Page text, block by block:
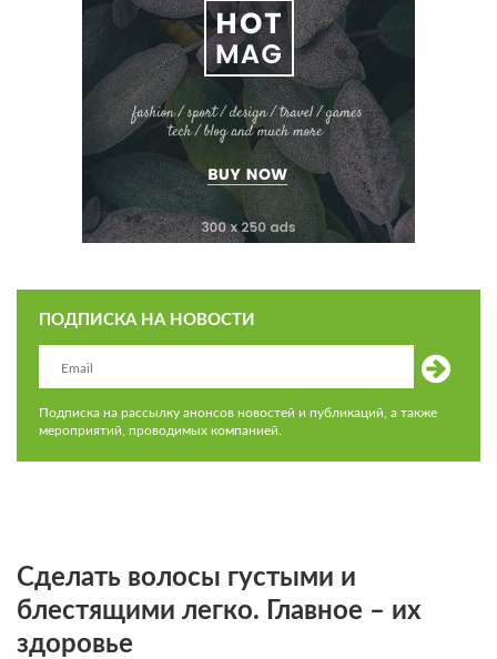
ПОДПИСКА НА НОВОСТИ
Подписка на рассылку анонсов новостей и публикаций, а также
мероприятий, проводимых компанией.
Сделать волосы густыми и
блестящими легко. Главное – их
здоровье